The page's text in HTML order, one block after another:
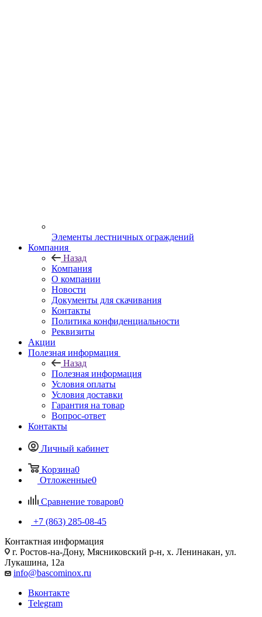
Элементы лестничных ограждений
Компания
Назад
Компания
О компании
Новости
Документы для скачивания
Контакты
Политика конфиденциальности
Реквизиты
Акции
Полезная информация
Назад
Полезная информация
Условия оплаты
Условия доставки
Гарантия на товар
Вопрос-ответ
Контакты
Личный кабинет
Корзина0
Отложенные0
Сравнение товаров0
+7 (863) 285-08-45
Контактная информация
г. Ростов-на-Дону, Мясниковский р-н, х. Ленинакан, ул.
Лукашина, 12а
info@bascominox.ru
Вконтакте
Telegram